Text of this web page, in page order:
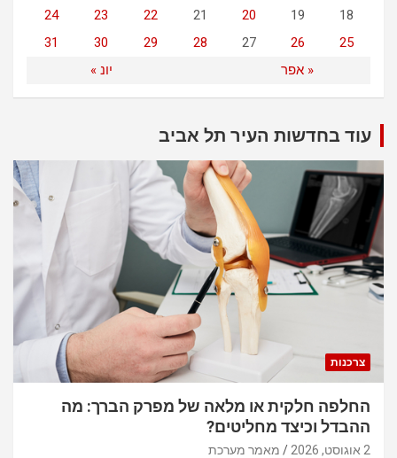
« אפר יונ »
18
19
20
21
22
23
24
25
26
27
28
29
30
31
עוד בחדשות העיר תל אביב
צרכנות
החלפה חלקית או מלאה של מפרק הברך: מה
ההבדל וכיצד מחליטים?
2 אוגוסט, 2026 מאמר מערכת